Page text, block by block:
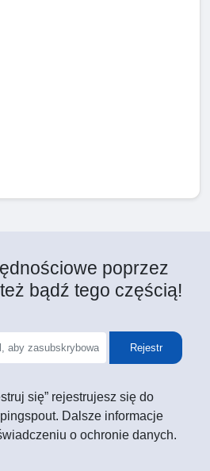
poprzez
bądź tego częścią!
Rejestr
się” rejestrujesz się do
Dalsze informacje
o ochronie danych.